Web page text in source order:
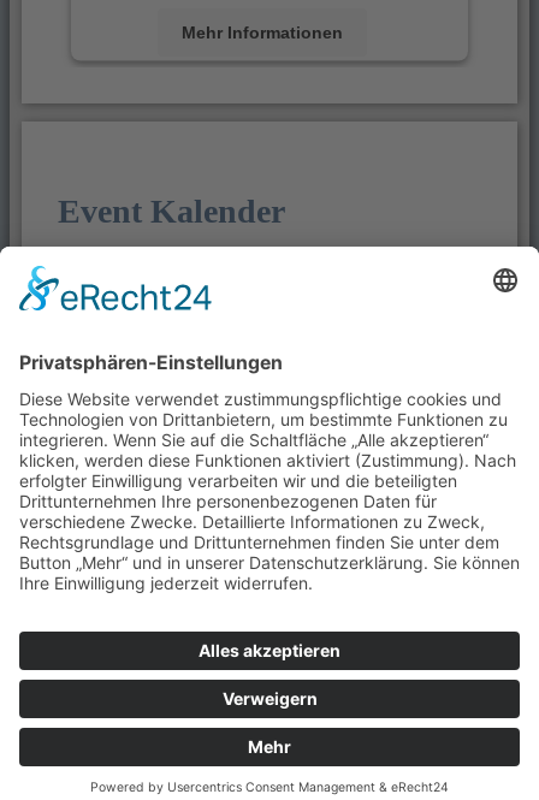
Mehr Informationen
Event Kalender
3 4 5 6 7 8 9
10 11 12 13 14 15 16
17 18 19 20 21 22 23
24 25 26 27 28 29 30
Copyright © 2026. 1. Asiatischer Kampfkunstverein Zwickau.
All rights reserved.